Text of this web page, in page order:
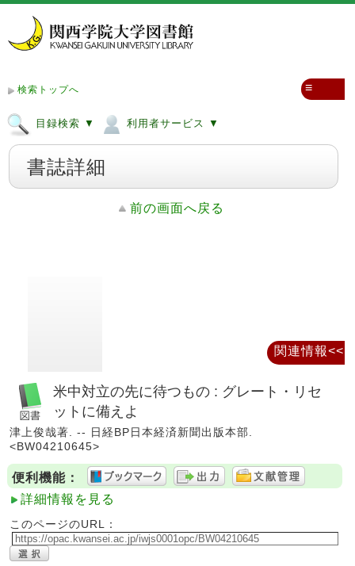
検索トップへ
目録検索 ▼ 利用者サービス ▼
≡
書誌詳細
前の画面へ戻る
米中対立の先に待つもの : グレート・リセ
ットに備えよ
津上俊哉著. -- 日経BP日本経済新聞出版本部.
<BW04210645>
便利機能：
詳細情報を見る
このページのURL：
関連情報<<